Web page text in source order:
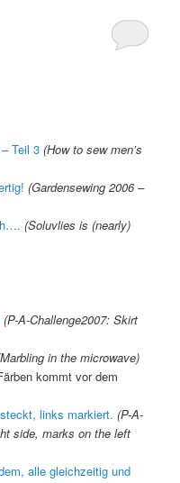
Teil 3 (How to sew men’s
(Gardensewing 2006 –
(Soluvlies is (nearly)
(P-A-Challenge2007: Skirt
in the microwave)
kommt vor dem
links markiert. (P-A-
side, marks on the left
alle gleichzeitig und